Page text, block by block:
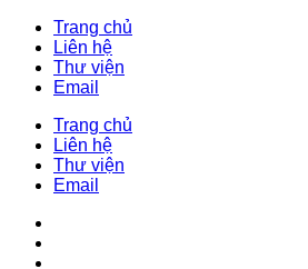
Trang chủ
Liên hệ
Thư viện
Email
Trang chủ
Liên hệ
Thư viện
Email